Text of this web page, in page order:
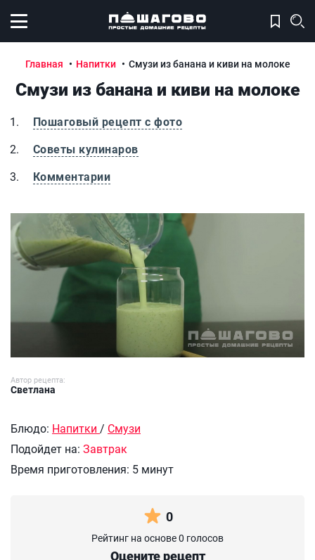
Открыть меню
Главная Напитки Смузи из банана и киви на молоке
Смузи из банана и киви на молоке
Пошаговый рецепт с фото
Советы кулинаров
Комментарии
Смузи из банана и киви на молоке
Автор рецепта:
Светлана
Блюдо: Напитки / Смузи
Подойдет на: Завтрак
Время приготовления: 5 минут
0
Рейтинг на основе 0 голосов
Оцените рецепт